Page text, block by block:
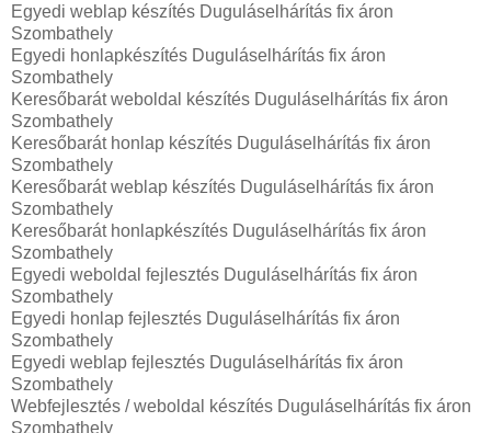
Egyedi weblap készítés Duguláselhárítás fix áron
Szombathely
Egyedi honlapkészítés Duguláselhárítás fix áron
Szombathely
Keresőbarát weboldal készítés Duguláselhárítás fix áron
Szombathely
Keresőbarát honlap készítés Duguláselhárítás fix áron
Szombathely
Keresőbarát weblap készítés Duguláselhárítás fix áron
Szombathely
Keresőbarát honlapkészítés Duguláselhárítás fix áron
Szombathely
Egyedi weboldal fejlesztés Duguláselhárítás fix áron
Szombathely
Egyedi honlap fejlesztés Duguláselhárítás fix áron
Szombathely
Egyedi weblap fejlesztés Duguláselhárítás fix áron
Szombathely
Webfejlesztés / weboldal készítés Duguláselhárítás fix áron
Szombathely